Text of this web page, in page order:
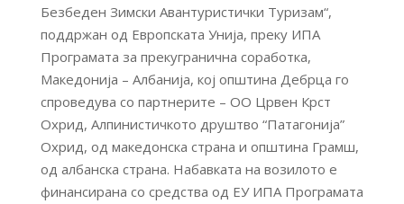
Безбеден Зимски Авантуристички Туризам“,
поддржан од Европската Унија, преку ИПА
Програмата за прекугранична соработка,
Македонија – Албанија, кој општина Дебрца го
спроведува со партнерите – ОО Црвен Крст
Охрид, Алпинистичкото друштво “Патагонија”
Охрид, од македонска страна и општина Грамш,
од албанска страна. Набавката на возилото е
финансирана со средства од ЕУ ИПА Програмата